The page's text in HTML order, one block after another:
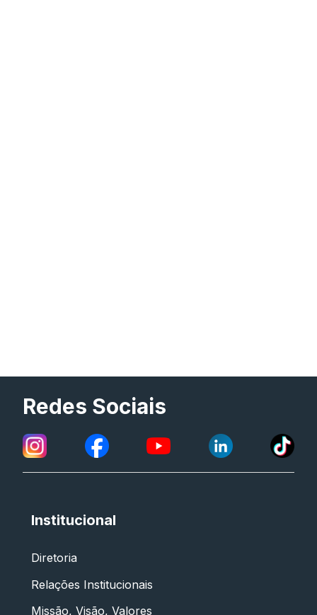
Redes Sociais
Institucional
Diretoria
Relações Institucionais
Missão, Visão, Valores